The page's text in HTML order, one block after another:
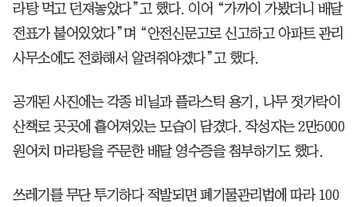
라탕 먹고 던져놓았다”고 했다. 이어 “가까이 가봤더니 배달
전표가 붙어있었다”며 “안전신문고로 신고하고 아파트 관리
사무소에도 전화해서 알려줘야겠다”고 했다.
공개된 사진에는 각종 비닐과 플라스틱 용기, 나무 젓가락이
산책로 곳곳에 흩어져있는 모습이 담겼다. 작성자는 2만5000
원어치 마라탕을 주문한 배달 영수증을 첨부하기도 했다.
쓰레기를 무단 투기하다 적발되면 폐기물관리법에 따라 100